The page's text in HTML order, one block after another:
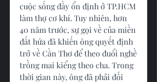
cuộc sống đầy ổn định ở TP.HCM
làm thợ cơ khí. Tuy nhiên, hơn
40 năm trước, sự gọi về của miền
đất hứa đã khiến ông quyết định
trở về Cần Thơ để theo đuổi nghề
trồng mai kiểng theo cha. Trong
thời gian này, ông đã phải đối